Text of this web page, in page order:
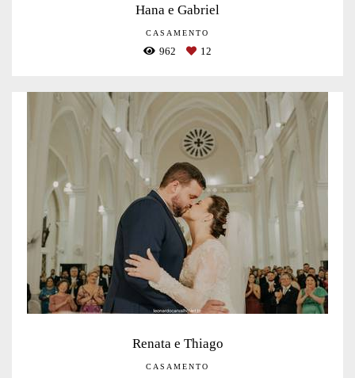
Hana e Gabriel
CASAMENTO
962 12
Renata e Thiago
CASAMENTO